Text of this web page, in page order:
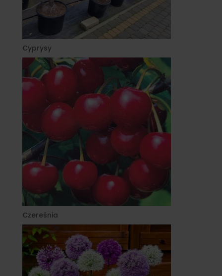
Cyprysy
Czereśnia